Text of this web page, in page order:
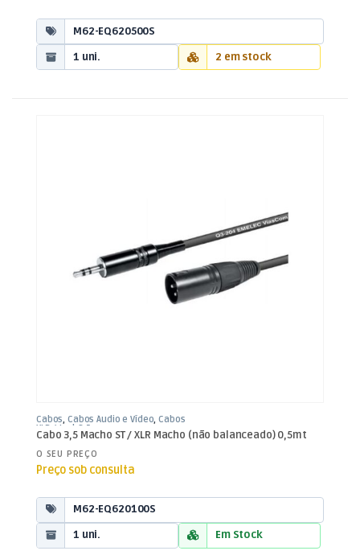
M62-EQ620500S
1 uni.
2 em stock
Cabos,Cabos Áudio e Vídeo,Cabos
XLR / Jack 3,5mm
Cabo 3,5 Macho ST / XLR Macho (não balanceado) 0,5mt
O SEU PREÇO
Preço sob consulta
M62-EQ620100S
1 uni.
Em Stock